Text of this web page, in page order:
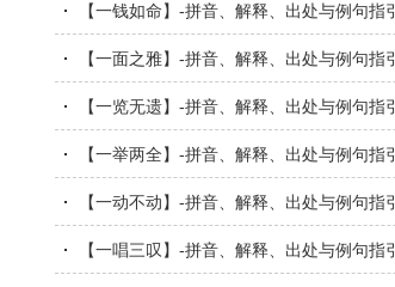
【一钱如命】-拼音、解释、出处与例句指引
【一面之雅】-拼音、解释、出处与例句指引
【一览无遗】-拼音、解释、出处与例句指引
【一举两全】-拼音、解释、出处与例句指引
【一动不动】-拼音、解释、出处与例句指引
【一唱三叹】-拼音、解释、出处与例句指引